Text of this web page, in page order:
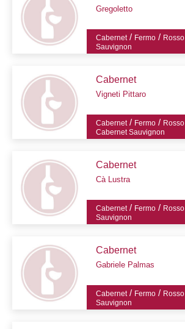
Gregoletto
Cabernet/ Fermo / Rosso
Sauvignon
Cabernet
Vigneti Pittaro
Cabernet/ Fermo / Rosso
Cabernet Sauvignon
Cabernet
Cà Lustra
Cabernet/ Fermo / Rosso
Sauvignon
Cabernet
Gabriele Palmas
Cabernet/ Fermo / Rosso
Sauvignon